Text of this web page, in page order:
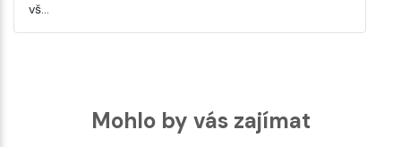
vš…
Mohlo by vás zajímat